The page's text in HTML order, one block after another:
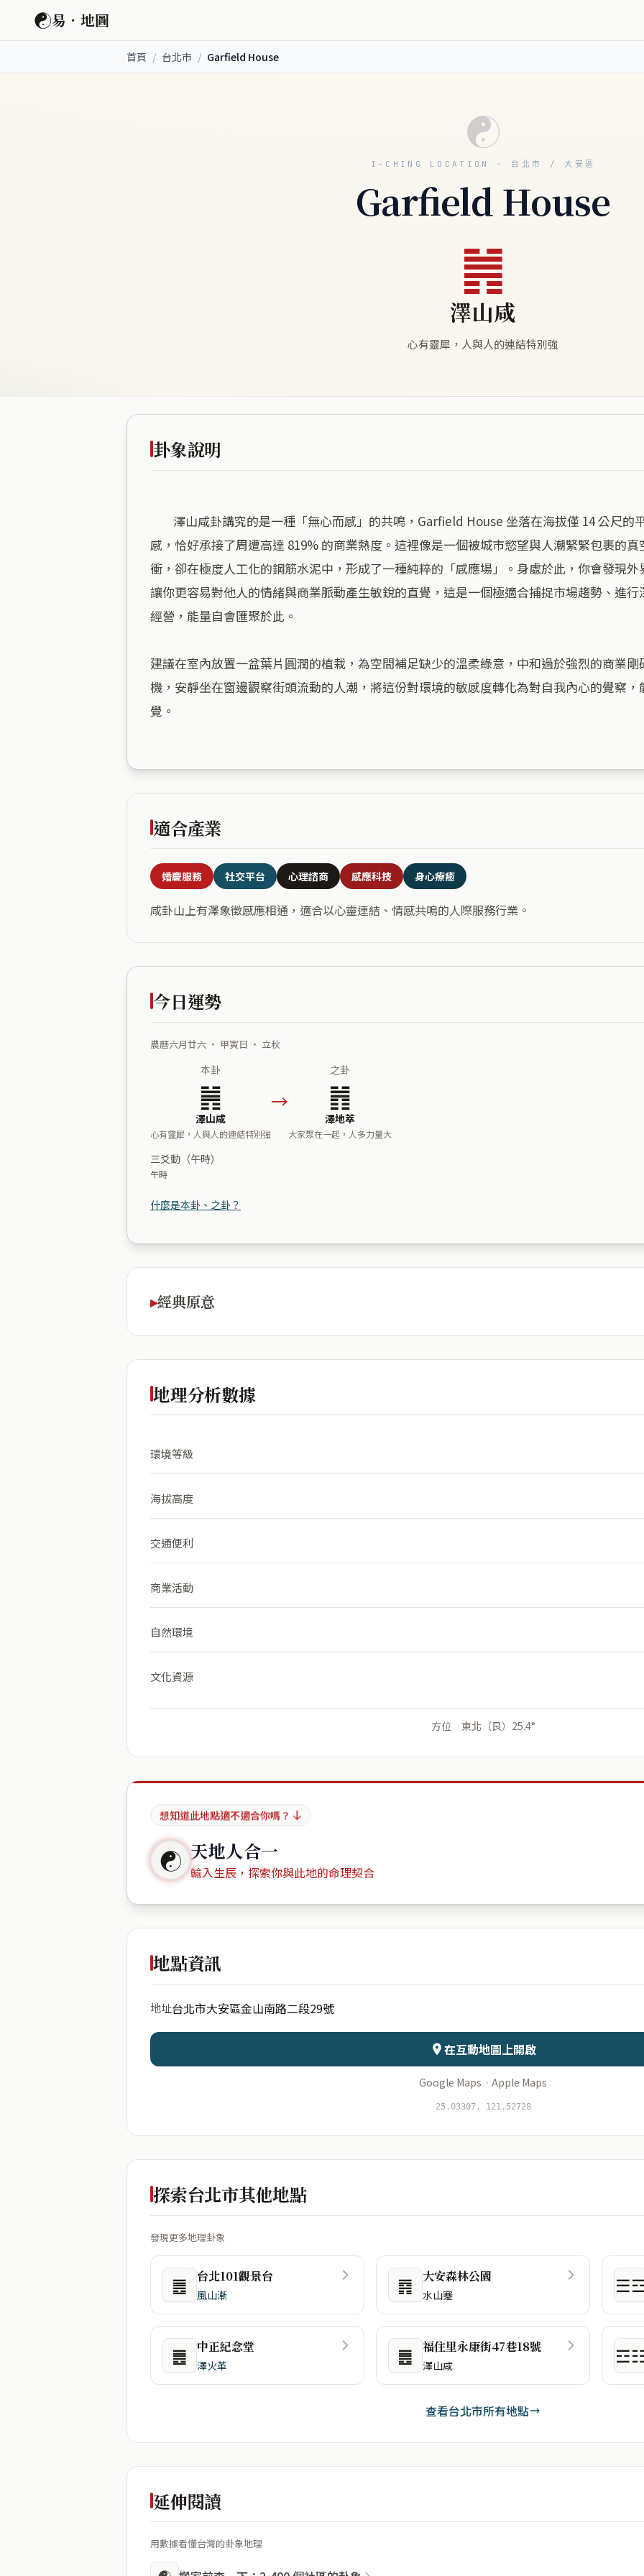
☯易．地圖
首頁 / 台北市 / Garfield House
☯
I-CHING LOCATION · 台北市 / 大安區
Garfield House
䷞
澤山咸
心有靈犀，人與人的連結特別強
卦象說明
感，恰好承接了周遭高達 819% 的商業熱度。這裡像是一個被城市慾望與人潮緊緊包裹的
衝，卻在極度人工化的鋼筋水泥中，形成了一種純粹的「感應場」。身處於此，你會發現
讓你更容易對他人的情緒與商業脈動產生敏銳的直覺，這是一個極適合捕捉市場趨勢、進
經營，能量自會匯聚於此。
建議在室內放置一盆葉片圓潤的植栽，為空間補足缺少的溫柔綠意，中和過於強烈的商業
機，安靜坐在窗邊觀察街頭流動的人潮，將這份對環境的敏感度轉化為對自我內心的覺察
覺。
適合產業
婚慶服務 社交平台 心理諮商 感應科技 身心療癒
咸卦山上有澤象徵感應相通，適合以心靈連結、情感共鳴的人際服務行業。
今日運勢
農曆六月廿六 ・ 甲寅日 ・ 立秋
本卦
䷞
澤山咸
心有靈犀，人與人的連結特別強
→
之卦
䷬
澤地萃
大家聚在一起，人多力量大
三爻動（午時）
午時
什麼是本卦、之卦？
經典原意
地理分析數據
環境等級
海拔高度
交通便利
商業活動
自然環境
文化資源
方位 東北（艮）25.4°
想知道此地點適不適合你嗎？
☯ 天地人合一
輸入生辰，探索你與此地的命理契合
地點資訊
地址台北市大安區金山南路二段29號
在互動地圖上開啟
Google Maps · Apple Maps
25.03307, 121.52728
探索台北市其他地點
發現更多地理卦象
䷌ 台北101觀景台
風山漸 ䷴ 大安森林公園
水山蹇
䷌ 中正紀念堂
澤火革 ䷌ 福住里永康街47巷18號
澤山咸
查看台北市所有地點
延伸閱讀
用數據看懂台灣的卦象地理